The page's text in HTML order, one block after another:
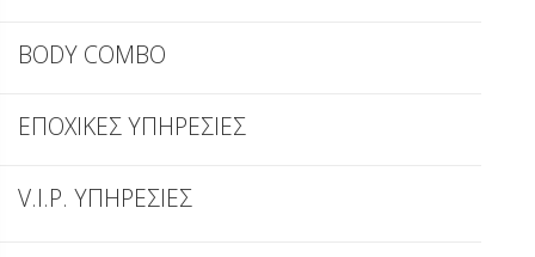
BODY COMBO
ΕΠΟΧΙΚΕΣ ΥΠΗΡΕΣΙΕΣ
V.I.P. ΥΠΗΡΕΣΙΕΣ